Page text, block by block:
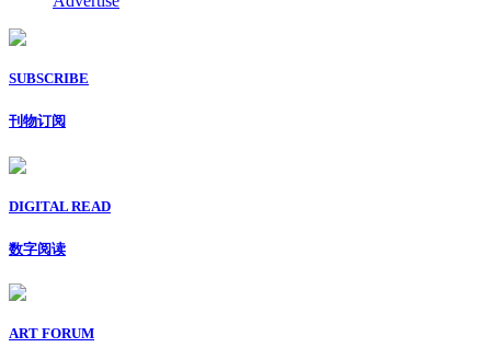
SUBSCRIBE
刊物订阅
DIGITAL READ
数字阅读
ART FORUM